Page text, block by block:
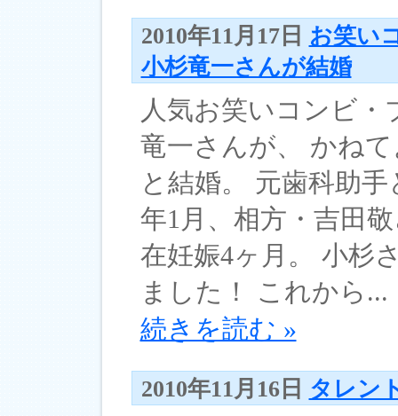
2010年11月17日 お笑い
小杉竜一さんが結婚
人気お笑いコンビ
竜一さんが、 かね
と結婚。 元歯科助
年1月、相方・吉田
在妊娠4ヶ月。 小杉
ました！ これから...
続きを読む »
2010年11月16日 タレン